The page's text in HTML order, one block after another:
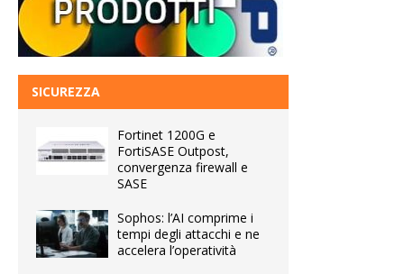
SICUREZZA
Fortinet 1200G e
FortiSASE Outpost,
convergenza firewall e
SASE
Sophos: l’AI comprime i
tempi degli attacchi e ne
accelera l’operatività